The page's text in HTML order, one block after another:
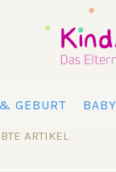
GEBURT
ARTIKEL